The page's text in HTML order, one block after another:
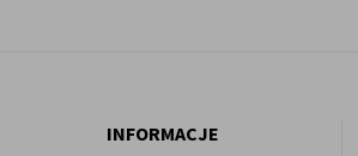
INFORMACJE